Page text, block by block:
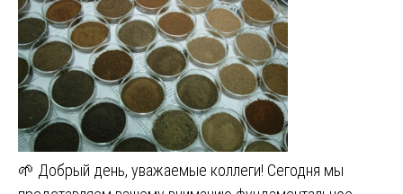
🌱 Добрый день, уважаемые коллеги! Сегодня мы